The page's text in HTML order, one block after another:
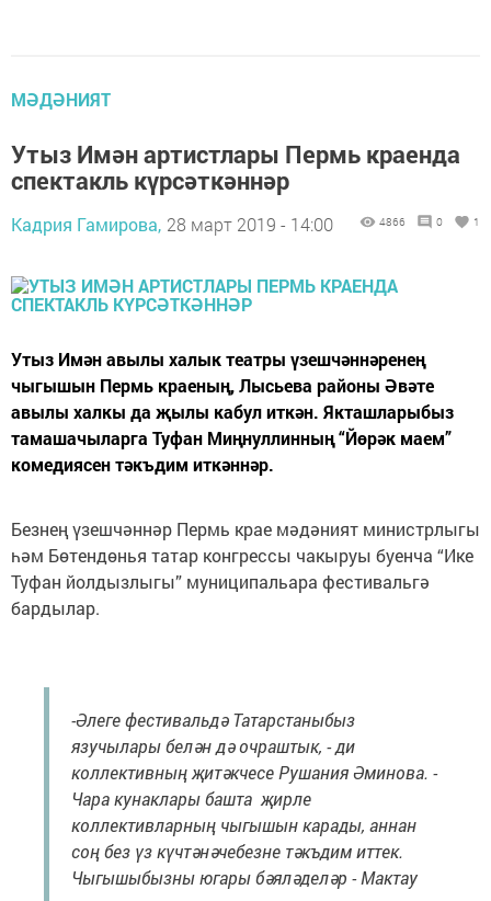
МӘДӘНИЯТ
Утыз Имән артистлары Пермь краенда
спектакль күрсәткәннәр
Кадрия Гамирова, 28 март 2019 - 14:00 4866 0 1
Утыз Имән авылы халык театры үзешчәннәренең
чыгышын Пермь краеның, Лысьева районы Әвәте
авылы халкы да җылы кабул иткән. Якташларыбыз
тамашачыларга Туфан Миңнуллинның “Йөрәк маем”
комедиясен тәкъдим иткәннәр.
Безнең үзешчәннәр Пермь крае мәдәният министрлыгы
һәм Бөтендөнья татар конгрессы чакыруы буенча “Ике
Туфан йолдызлыгы” муниципальара фестивальгә
бардылар.
-Әлеге фестивальдә Татарстаныбыз
язучылары белән дә очраштык, - ди
коллективның җитәкчесе Рушания Әминова. -
Чара кунаклары башта җирле
коллективларның чыгышын карады, аннан
соң без үз күчтәнәчебезне тәкъдим иттек.
Чыгышыбызны югары бәяләделәр - Мактау